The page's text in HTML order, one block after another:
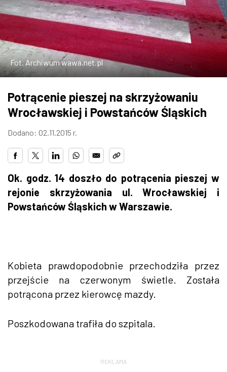
W WARSZAWIE
MARKETPLACE
Fot. Archiwum wawa.net.pl
Potrącenie pieszej na skrzyżowaniu
Wrocławskiej i Powstańców Śląskich
Dodano: 02.11.2015 r.
Ok. godz. 14 doszło do potrącenia pieszej w
rejonie skrzyżowania ul. Wrocławskiej i
Powstańców Śląskich w Warszawie.
Kobieta prawdopodobnie przechodziła przez
przejście na czerwonym świetle. Została
potrącona przez kierowcę mazdy.
Poszkodowana trafiła do szpitala.
REKLAMA